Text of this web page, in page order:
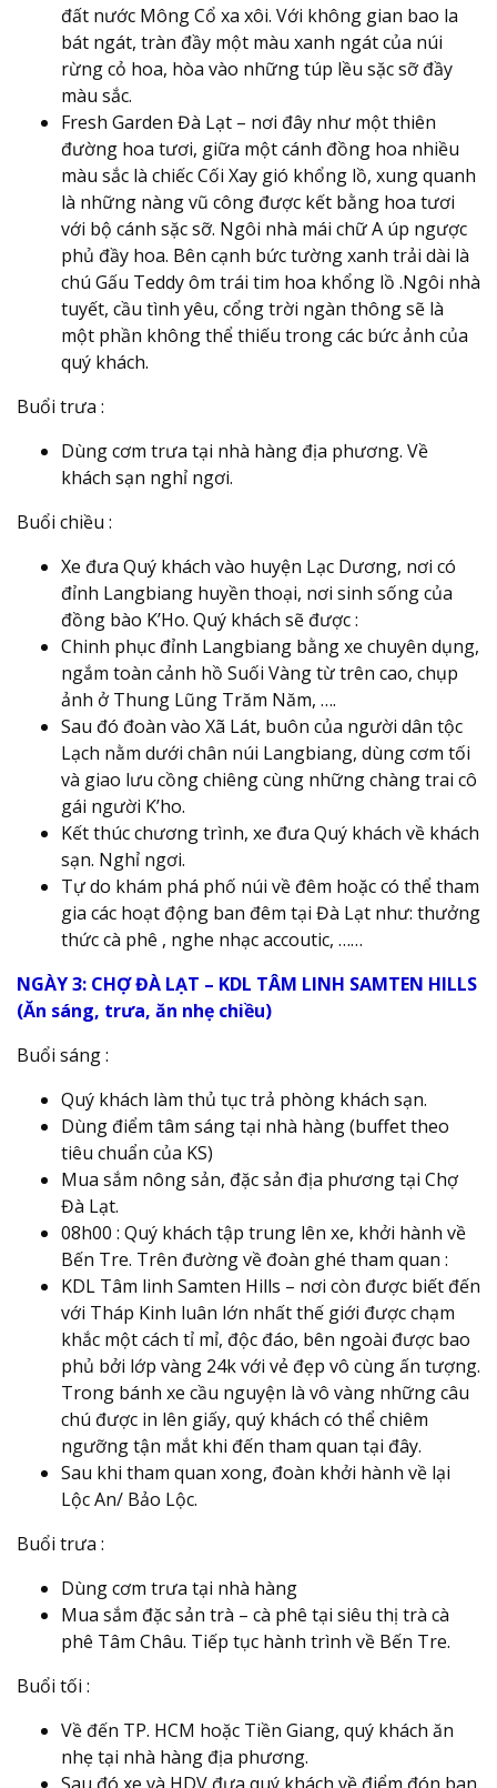
đất nước Mông Cổ xa xôi. Với không gian bao la
bát ngát, tràn đầy một màu xanh ngát của núi
rừng cỏ hoa, hòa vào những túp lều sặc sỡ đầy
màu sắc.
Fresh Garden Đà Lạt – nơi đây như một thiên
đường hoa tươi, giữa một cánh đồng hoa nhiều
màu sắc là chiếc Cối Xay gió khổng lồ, xung quanh
là những nàng vũ công được kết bằng hoa tươi
với bộ cánh sặc sỡ. Ngôi nhà mái chữ A úp ngược
phủ đầy hoa. Bên cạnh bức tường xanh trải dài là
chú Gấu Teddy ôm trái tim hoa khổng lồ .Ngôi nhà
tuyết, cầu tình yêu, cổng trời ngàn thông sẽ là
một phần không thể thiếu trong các bức ảnh của
quý khách.
Buổi trưa :
Dùng cơm trưa tại nhà hàng địa phương. Về
khách sạn nghỉ ngơi.
Buổi chiều :
Xe đưa Quý khách vào huyện Lạc Dương, nơi có
đỉnh Langbiang huyền thoại, nơi sinh sống của
đồng bào K’Ho. Quý khách sẽ được :
Chinh phục đỉnh Langbiang bằng xe chuyên dụng,
ngắm toàn cảnh hồ Suối Vàng từ trên cao, chụp
ảnh ở Thung Lũng Trăm Năm, ….
Sau đó đoàn vào Xã Lát, buôn của người dân tộc
Lạch nằm dưới chân núi Langbiang, dùng cơm tối
và giao lưu cồng chiêng cùng những chàng trai cô
gái người K’ho.
Kết thúc chương trình, xe đưa Quý khách về khách
sạn. Nghỉ ngơi.
Tự do khám phá phố núi về đêm hoặc có thể tham
gia các hoạt động ban đêm tại Đà Lạt như: thưởng
thức cà phê , nghe nhạc accoutic, ……
NGÀY 3: CHỢ ĐÀ LẠT – KDL TÂM LINH SAMTEN HILLS
(Ăn sáng, trưa, ăn nhẹ chiều)
Buổi sáng :
Quý khách làm thủ tục trả phòng khách sạn.
Dùng điểm tâm sáng tại nhà hàng (buffet theo
tiêu chuẩn của KS)
Mua sắm nông sản, đặc sản địa phương tại Chợ
Đà Lạt.
08h00 : Quý khách tập trung lên xe, khởi hành về
Bến Tre. Trên đường về đoàn ghé tham quan :
KDL Tâm linh Samten Hills – nơi còn được biết đến
với Tháp Kinh luân lớn nhất thế giới được chạm
khắc một cách tỉ mỉ, độc đáo, bên ngoài được bao
phủ bởi lớp vàng 24k với vẻ đẹp vô cùng ấn tượng.
Trong bánh xe cầu nguyện là vô vàng những câu
chú được in lên giấy, quý khách có thể chiêm
ngưỡng tận mắt khi đến tham quan tại đây.
Sau khi tham quan xong, đoàn khởi hành về lại
Lộc An/ Bảo Lộc.
Buổi trưa :
Dùng cơm trưa tại nhà hàng
Mua sắm đặc sản trà – cà phê tại siêu thị trà cà
phê Tâm Châu. Tiếp tục hành trình về Bến Tre.
Buổi tối :
Về đến TP. HCM hoặc Tiền Giang, quý khách ăn
nhẹ tại nhà hàng địa phương.